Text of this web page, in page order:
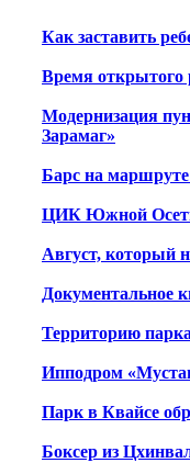
Как заставить
Время открытого
Модернизация
Зарамаг»
Барс на
ЦИК Южной
Август, который
Документальное
Территорию
Ипподром
Парк в Квайсе
Боксер из